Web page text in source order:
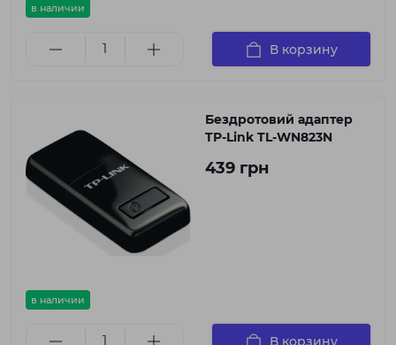
в наличии
В корзину
в наличии
Бездротовий адаптер
TP-Link TL-WN823N
439 грн
В корзину